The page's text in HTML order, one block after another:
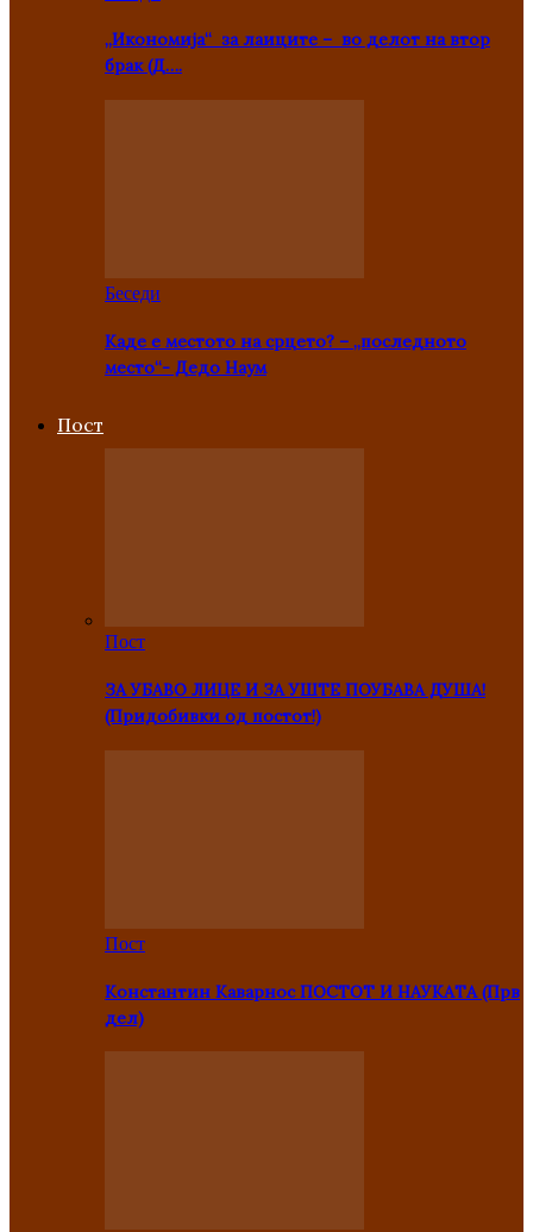
„Икономија“ за лаиците – во делот на втор
брак (Д….
Беседи
Каде е местото на срцето? – „последното
место“- Дедо Наум
Пост
Пост
ЗА УБАВО ЛИЦЕ И ЗА УШТЕ ПОУБАВА ДУША!
(Придобивки од постот!)
Пост
Константин Каварнос ПОСТОТ И НАУКАТА (Прв
дел)